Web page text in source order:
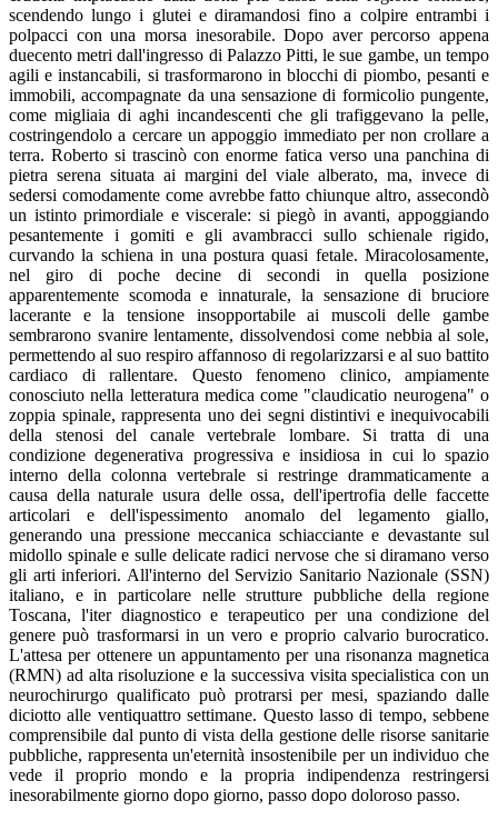
scendendo lungo i glutei e diramandosi fino a colpire entrambi i
polpacci con una morsa inesorabile. Dopo aver percorso appena
duecento metri dall'ingresso di Palazzo Pitti, le sue gambe, un tempo
agili e instancabili, si trasformarono in blocchi di piombo, pesanti e
immobili, accompagnate da una sensazione di formicolio pungente,
come migliaia di aghi incandescenti che gli trafiggevano la pelle,
costringendolo a cercare un appoggio immediato per non crollare a
terra. Roberto si trascinò con enorme fatica verso una panchina di
pietra serena situata ai margini del viale alberato, ma, invece di
sedersi comodamente come avrebbe fatto chiunque altro, assecondò
un istinto primordiale e viscerale: si piegò in avanti, appoggiando
pesantemente i gomiti e gli avambracci sullo schienale rigido,
curvando la schiena in una postura quasi fetale. Miracolosamente,
nel giro di poche decine di secondi in quella posizione
apparentemente scomoda e innaturale, la sensazione di bruciore
lacerante e la tensione insopportabile ai muscoli delle gambe
sembrarono svanire lentamente, dissolvendosi come nebbia al sole,
permettendo al suo respiro affannoso di regolarizzarsi e al suo battito
cardiaco di rallentare. Questo fenomeno clinico, ampiamente
conosciuto nella letteratura medica come "claudicatio neurogena" o
zoppia spinale, rappresenta uno dei segni distintivi e inequivocabili
della stenosi del canale vertebrale lombare. Si tratta di una
condizione degenerativa progressiva e insidiosa in cui lo spazio
interno della colonna vertebrale si restringe drammaticamente a
causa della naturale usura delle ossa, dell'ipertrofia delle faccette
articolari e dell'ispessimento anomalo del legamento giallo,
generando una pressione meccanica schiacciante e devastante sul
midollo spinale e sulle delicate radici nervose che si diramano verso
gli arti inferiori. All'interno del Servizio Sanitario Nazionale (SSN)
italiano, e in particolare nelle strutture pubbliche della regione
Toscana, l'iter diagnostico e terapeutico per una condizione del
genere può trasformarsi in un vero e proprio calvario burocratico.
L'attesa per ottenere un appuntamento per una risonanza magnetica
(RMN) ad alta risoluzione e la successiva visita specialistica con un
neurochirurgo qualificato può protrarsi per mesi, spaziando dalle
diciotto alle ventiquattro settimane. Questo lasso di tempo, sebbene
comprensibile dal punto di vista della gestione delle risorse sanitarie
pubbliche, rappresenta un'eternità insostenibile per un individuo che
vede il proprio mondo e la propria indipendenza restringersi
inesorabilmente giorno dopo giorno, passo dopo doloroso passo.